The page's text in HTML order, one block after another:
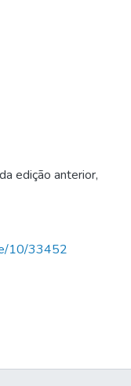
edição anterior,
10/33452